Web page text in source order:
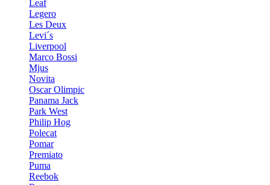
Leaf
Legero
Les Deux
Levi´s
Liverpool
Marco Bossi
Mjus
Novita
Oscar Olimpic
Panama Jack
Park West
Philip Hog
Polecat
Pomar
Premiato
Puma
Reebok